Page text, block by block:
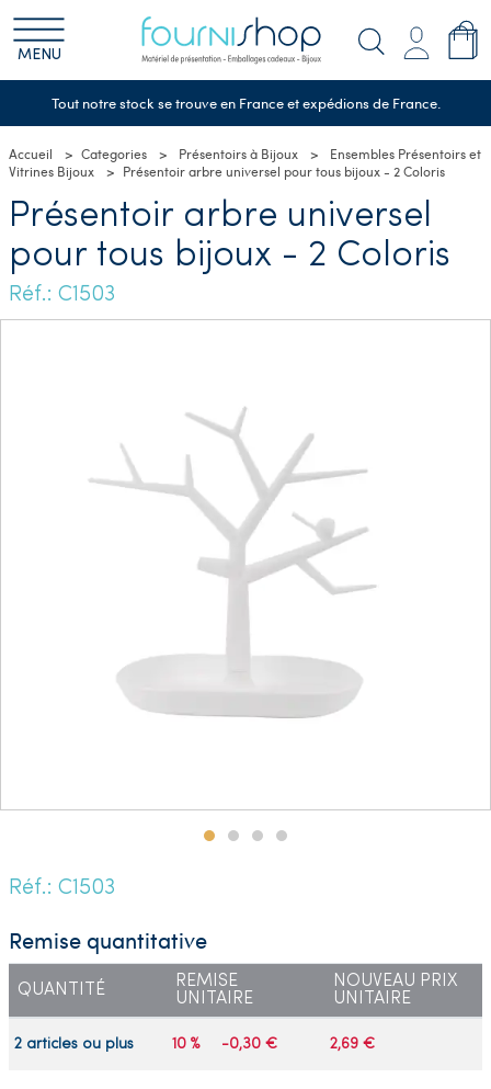
MENU
Tout notre stock se trouve en France et expédions de France.
Accueil Categories Présentoirs à Bijoux
Ensembles Présentoirs et
Vitrines Bijoux
Présentoir arbre universel pour tous bijoux - 2 Coloris
Présentoir arbre universel
pour tous bijoux - 2 Coloris
Réf.: C1503
Réf.: C1503
Remise quantitative
QUANTITÉ
REMISE
UNITAIRE
NOUVEAU PRIX
UNITAIRE
2 articles ou plus 10 % -0,30 € 2,69 €